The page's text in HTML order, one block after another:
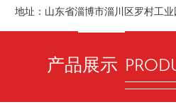
地址：山东省淄博市淄川区罗村工业
产品展示